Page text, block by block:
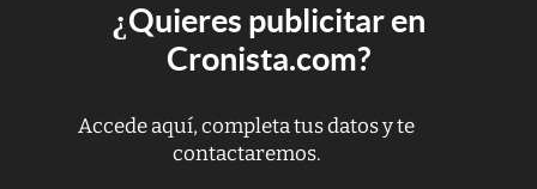
¿Quieres publicitar en
Cronista.com?
Accede aquí, completa tus datos y te
contactaremos.